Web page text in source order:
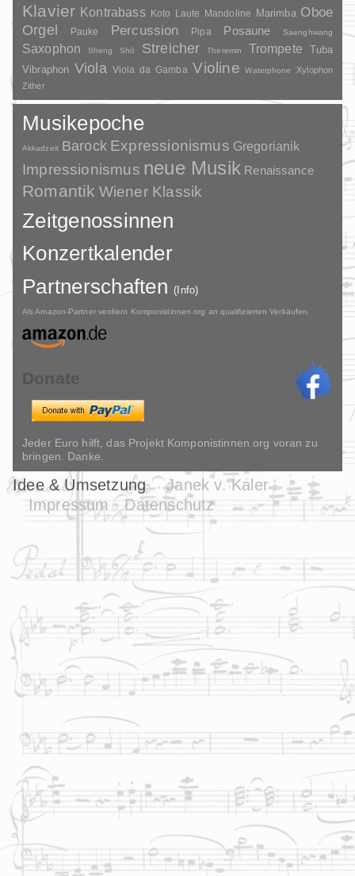
Klavier Kontrabass Koto Laute Mandoline Marimba Oboe
Orgel Pauke Percussion Pipa Posaune Saenghwang
Saxophon Sheng Shō Streicher Theremin Trompete
Tuba
Vibraphon Viola Viola da Gamba Violine Waterphone
Xylophon
Zither
Musikepoche
Akkadzeit Barock Expressionismus Gregorianik
Impressionismus neue Musik Renaissance
Romantik Wiener Klassik
Zeitgenossinnen
Konzertkalender
Partnerschaften(Info)
Als Amazon-Partner verdient Komponistinnen.org an qualifizierten Verkäufen.
Donate
Jeder Euro hilft, das Projekt Komponistinnen.org voran zu
bringen. Danke.
Idee & Umsetzung
Janek v. Kaler
Impressum
Datenschutz